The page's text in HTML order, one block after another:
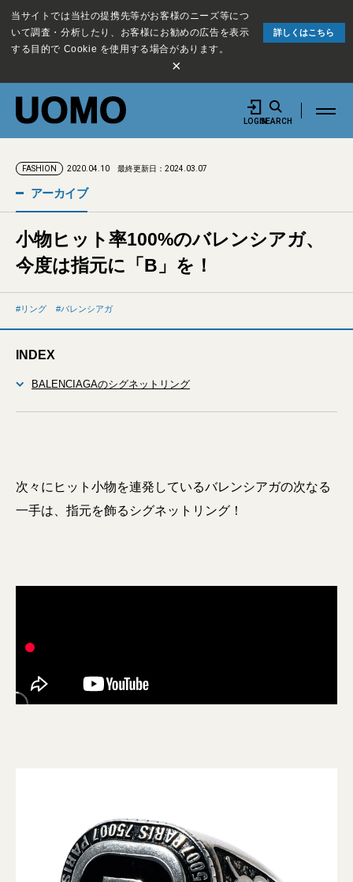
当サイトでは当社の提携先等がお客様のニーズ等につ
いて調査・分析したり、お客様にお勧めの広告を表示
する目的で Cookie を使用する場合があります。
詳しくはこちら
×
LOGINSEARCH
FASHION 2020.04.10 最終更新日：2024.03.07
アーカイブ
小物ヒット率100%のバレンシアガ、
今度は指元に「B」を！
リング バレンシアガ
INDEX
BALENCIAGAのシグネットリング
次々にヒット小物を連発しているバレンシアガの次なる
一手は、指元を飾るシグネットリング！